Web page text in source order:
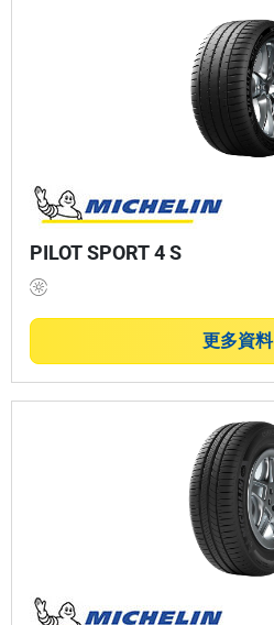
PILOT SPORT 4 S
更多資料